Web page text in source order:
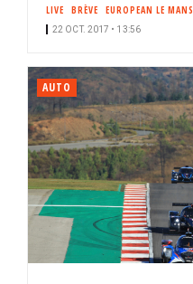
LIVE BRÈVE EUROPEAN LE
22 OCT. 2017 • 13:56
AUTO